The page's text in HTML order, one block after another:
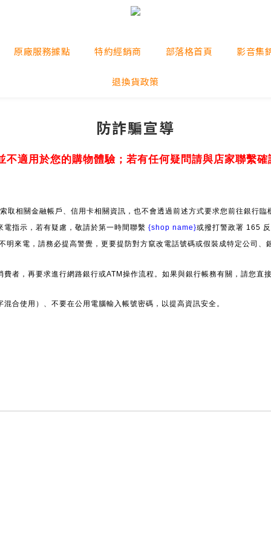
原廠服務據點 特約經銷商 部落格首頁 影音集
退換貨政策
防詐騙宣導
適用於您的購物體驗；若有任何疑問請與店家聯繫確
取相關金融帳戶、信用卡相關資訊，也不會透過前述方式要求您前往銀行臨
指示，若有疑慮，敬請於第一時間聯繫 {shop name}或撥打警政署 165
來電，請務必提高警覺，更要提防對方竄改電話號碼或假裝成特定公司
者，再要求進行網路銀行或ATM操作流程。如果與銀行帳務有關，請您直
合使用）、不要在公用電腦輸入帳號密碼，以提高資訊安全。